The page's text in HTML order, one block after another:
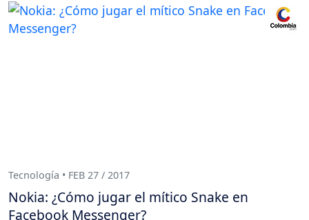
Tecnología • FEB 27 / 2017
Nokia: ¿Cómo jugar el mítico Snake en
Facebook Messenger?